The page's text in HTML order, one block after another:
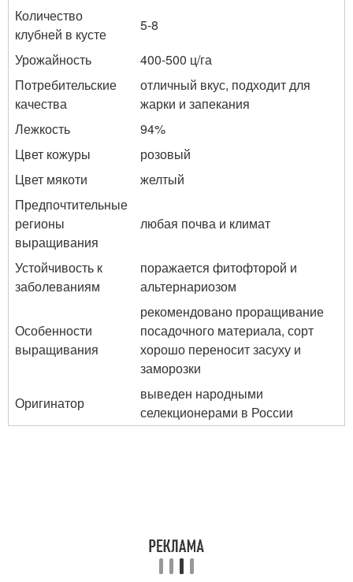
Количество
клубней в кусте
5-8
Урожайность
400-500 ц/га
Потребительские
качества
отличный вкус, подходит для
жарки и запекания
Лежкость
94%
Цвет кожуры
розовый
Цвет мякоти
желтый
Предпочтительные
регионы
выращивания
любая почва и климат
Устойчивость к
заболеваниям
поражается фитофторой и
альтернариозом
Особенности
выращивания
рекомендовано проращивание
посадочного материала, сорт
хорошо переносит засуху и
заморозки
Оригинатор
выведен народными
селекционерами в России